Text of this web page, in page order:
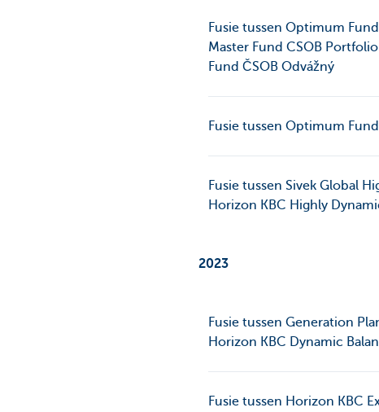
Fusie tussen Optimum
Master Fund CSOB
Fund ČSOB Odvážný
Fusie tussen Optimum
Fusie tussen Sivek Global
Horizon KBC Highly
2023
Fusie tussen Generation
Horizon KBC Dynamic
Fusie tussen Horizon KBC